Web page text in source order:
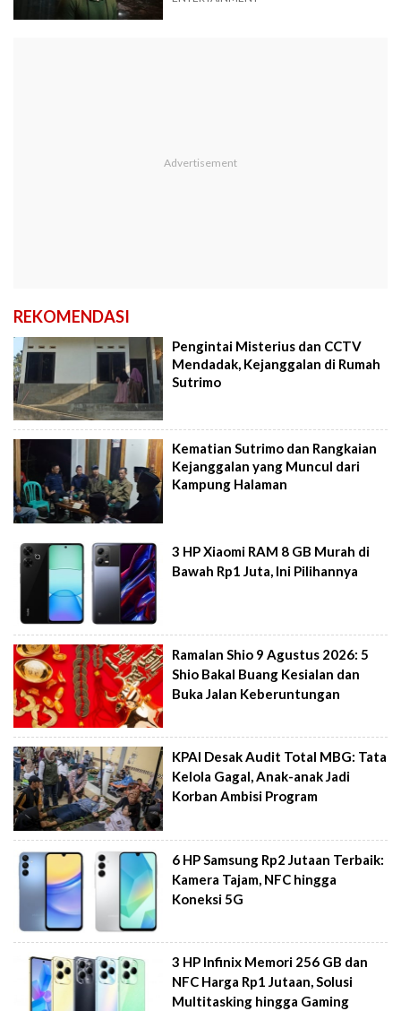
REKOMENDASI
Pengintai Misterius dan CCTV
Mendadak, Kejanggalan di Rumah
Sutrimo
Kematian Sutrimo dan Rangkaian
Kejanggalan yang Muncul dari
Kampung Halaman
3 HP Xiaomi RAM 8 GB Murah di
Bawah Rp1 Juta, Ini Pilihannya
Ramalan Shio 9 Agustus 2026: 5
Shio Bakal Buang Kesialan dan
Buka Jalan Keberuntungan
KPAI Desak Audit Total MBG: Tata
Kelola Gagal, Anak-anak Jadi
Korban Ambisi Program
6 HP Samsung Rp2 Jutaan Terbaik:
Kamera Tajam, NFC hingga
Koneksi 5G
3 HP Infinix Memori 256 GB dan
NFC Harga Rp1 Jutaan, Solusi
Multitasking hingga Gaming